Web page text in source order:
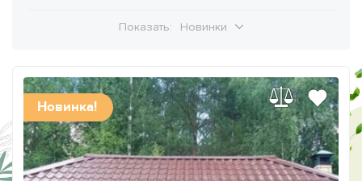
Показать: Новинки
Новинка!